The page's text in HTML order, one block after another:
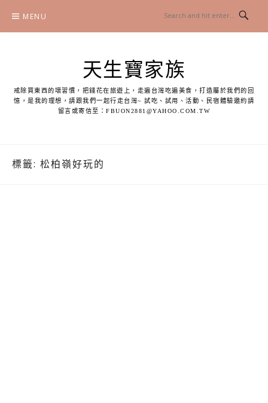
content
MENU
天生寶家族
戒除買東西的壞習慣，把錢花在旅遊上，走遍台灣吃遍美食，打造屬於我們的回
憶，是我的理想，請跟我們一起行走台灣~ 試吃、試用、活動、民宿體驗邀約請
留言或寄信至：FBUON2881@YAHOO.COM.TW
標籤: 松柏嶺好玩的